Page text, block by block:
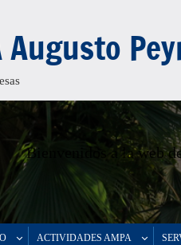
Augusto
Bienvenidos a la web
ACTIVIDADES AMPA